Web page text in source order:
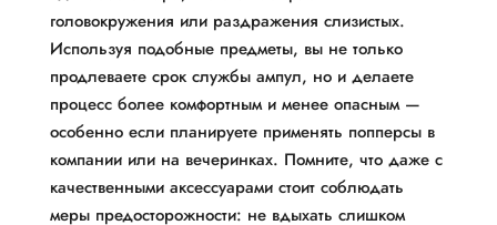
головокружения или раздражения слизистых.
Используя подобные предметы, вы не только
продлеваете срок службы ампул, но и делаете
процесс более комфортным и менее опасным —
особенно если планируете применять попперсы в
компании или на вечеринках. Помните, что даже с
качественными аксессуарами стоит соблюдать
меры предосторожности: не вдыхать слишком